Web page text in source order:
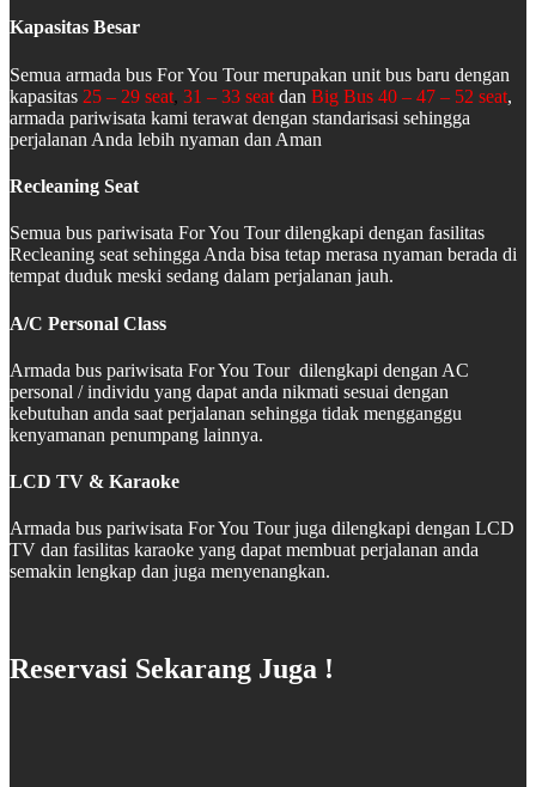
Kapasitas Besar
Semua armada bus For You Tour merupakan unit bus baru dengan
kapasitas 25 – 29 seat, 31 – 33 seat dan Big Bus 40 – 47 – 52 seat,
armada pariwisata kami terawat dengan standarisasi sehingga
perjalanan Anda lebih nyaman dan Aman
Recleaning Seat
Semua bus pariwisata For You Tour dilengkapi dengan fasilitas
Recleaning seat sehingga Anda bisa tetap merasa nyaman berada di
tempat duduk meski sedang dalam perjalanan jauh.
A/C Personal Class
Armada bus pariwisata For You Tour dilengkapi dengan AC
personal / individu yang dapat anda nikmati sesuai dengan
kebutuhan anda saat perjalanan sehingga tidak mengganggu
kenyamanan penumpang lainnya.
LCD TV & Karaoke
Armada bus pariwisata For You Tour juga dilengkapi dengan LCD
TV dan fasilitas karaoke yang dapat membuat perjalanan anda
semakin lengkap dan juga menyenangkan.
Reservasi Sekarang Juga !